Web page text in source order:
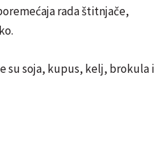
rada štitnjače,
su soja, kupus, kelj, brokula i